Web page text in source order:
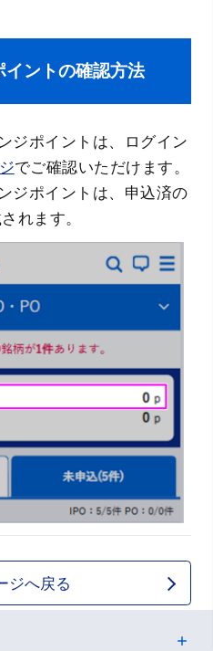
イントの確認方法
ジポイントは、ログイン
でご確認いただけます。
ジポイントは、申込済の
れます。
ジへ戻る